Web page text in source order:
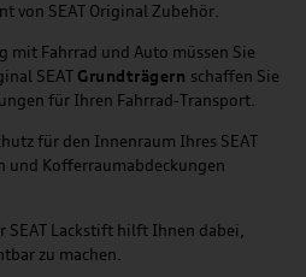
von SEAT Original Zubehör.
mit Fahrrad und Auto müssen Sie
SEAT Grundträgern schaffen Sie
für Ihren Fahrrad-Transport.
für den Innenraum Ihres SEAT
und Kofferraumabdeckungen
SEAT Lackstift hilft Ihnen dabei,
zu machen.